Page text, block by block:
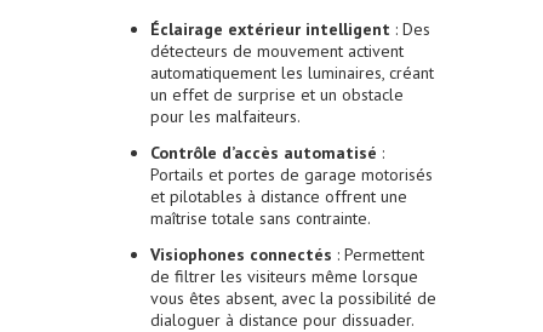
Éclairage extérieur intelligent : Des
détecteurs de mouvement activent
automatiquement les luminaires, créant
un effet de surprise et un obstacle
pour les malfaiteurs.
Contrôle d’accès automatisé :
Portails et portes de garage motorisés
et pilotables à distance offrent une
maîtrise totale sans contrainte.
Visiophones connectés : Permettent
de filtrer les visiteurs même lorsque
vous êtes absent, avec la possibilité de
dialoguer à distance pour dissuader.